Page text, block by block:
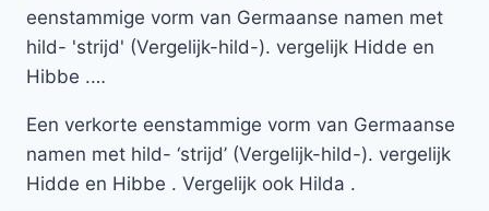
eenstammige vorm van Germaanse namen met
hild- 'strijd' (Vergelijk-hild-). vergelijk Hidde en
Hibbe .…
Een verkorte eenstammige vorm van Germaanse
namen met hild- ‘strijd’ (Vergelijk-hild-). vergelijk
Hidde en Hibbe . Vergelijk ook Hilda .